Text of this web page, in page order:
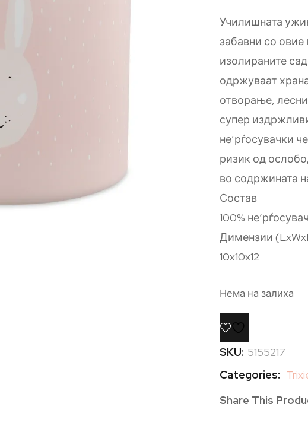
Училишната
забавни со овие
изолираните
одржуваат
отворање,
супер
не’рѓосувачки
ризик од
во содржината
Состав
100%
Димензии
10x10x12
Нема на залиха
SKU: 5155217
Categories:
Share This